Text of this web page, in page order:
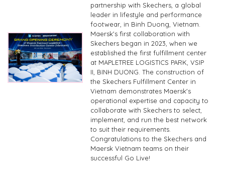
partnership with Skechers, a global
leader in lifestyle and performance
footwear, in Binh Duong, Vietnam.
Maersk's first collaboration with
Skechers began in 2023, when we
established the first fulfillment center
at MAPLETREE LOGISTICS PARK, VSIP
II, BINH DUONG. The construction of
the Skechers Fulfillment Center in
Vietnam demonstrates Maersk's
operational expertise and capacity to
collaborate with Skechers to select,
implement, and run the best network
to suit their requirements.
Congratulations to the Skechers and
Maersk Vietnam teams on their
successful Go Live!